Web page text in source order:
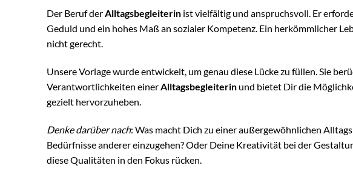
Der Beruf derAlltagsbegleiterin ist vielfältig und anspruchsvoll. Er
Geduld und ein hohes Maß an sozialer Kompetenz. Ein herkömmlicher
nicht gerecht.
Unsere Vorlage wurde entwickelt, um genau diese Lücke zu füllen. Sie
Verantwortlichkeiten einerAlltagsbegleiterin und bietet Dir die
gezielt hervorzuheben.
Denke darüber nach: Was macht Dich zu einer außergewöhnlichen
Bedürfnisse anderer einzugehen? Oder Deine Kreativität bei der
diese Qualitäten in den Fokus rücken.